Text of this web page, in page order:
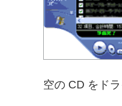
空の CD をド